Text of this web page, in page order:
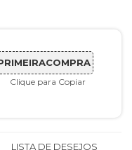
Clique para Copiar
LISTA DE DESEJOS